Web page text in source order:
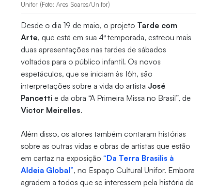
Unifor (Foto: Ares Soares/Unifor)
Desde o dia 19 de maio, o projeto Tarde com
Arte, que está em sua 4ª temporada, estreou mais
duas apresentações nas tardes de sábados
voltados para o público infantil. Os novos
espetáculos, que se iniciam às 16h, são
interpretações sobre a vida do artista José
Pancetti e da obra “A Primeira Missa no Brasil”, de
Victor Meirelles.
Além disso, os atores também contaram histórias
sobre as outras vidas e obras de artistas que estão
em cartaz na exposição “Da Terra Brasilis à
Aldeia Global”, no Espaço Cultural Unifor. Embora
agradem a todos que se interessem pela história da